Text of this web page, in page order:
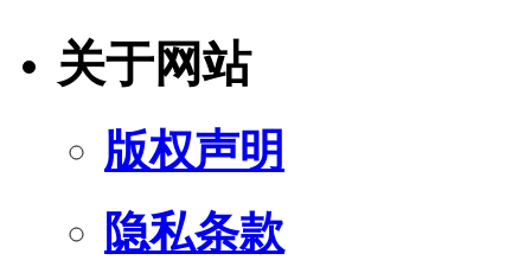
关于网站
版权声明
隐私条款